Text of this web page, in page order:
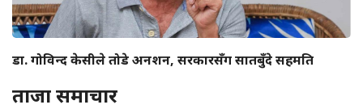
डा. गोविन्द केसीले तोडे अनशन, सरकारसँग सातबुँदे सहमति
ताजा समाचार